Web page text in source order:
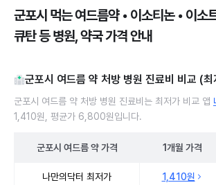
군포시 먹는 여드름약 • 이소티논 • 이소
큐탄 등 병원, 약국 가격 안내
군포시 여드름 약 처방 병원 진료비 비교 (
군포시 여드름 약 처방 병원 진료비는 최저가 비교 앱
1,410원, 평균가 6,800원입니다.
군포시 여드름 약가격 1개월 가격
나만의닥터 최저가 1,410원